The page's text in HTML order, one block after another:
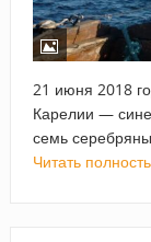
21 июня 2018
Карелии —
семь
Читать